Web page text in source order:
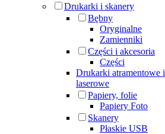
Drukarki i skanery
Bębny
Oryginalne
Zamienniki
Części i akcesoria
Części
Drukarki atramentowe i
laserowe
Papiery, folie
Papiery Foto
Skanery
Płaskie USB